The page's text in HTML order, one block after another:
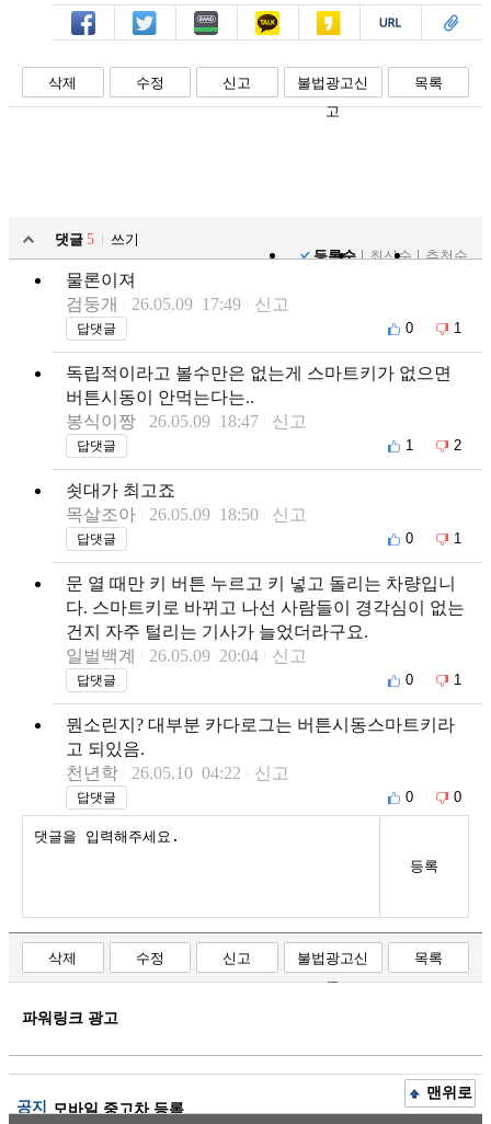
페북 트윗 밴드 카톡 카스 복사 스크랩
삭제 수정 신고
불법광고신
고
목록
댓글 5
쓰기
등록순
최신순 추천순
물론이져
검둥개
26.05.09 17:49 신고
답댓글 0 1
독립적이라고 볼수만은 없는게 스마트키가 없으면
버튼시동이 안먹는다는..
봉식이짱
26.05.09 18:47 신고
답댓글 1 2
쇳대가 최고죠
목살조아
26.05.09 18:50 신고
답댓글 0 1
문 열 때만 키 버튼 누르고 키 넣고 돌리는 차량입니
다. 스마트키로 바뀌고 나선 사람들이 경각심이 없는
건지 자주 털리는 기사가 늘었더라구요.
일벌백계
26.05.09 20:04 신고
답댓글 0 1
뭔소린지? 대부분 카다로그는 버튼시동스마트키라
고 되있음.
천년학
26.05.10 04:22 신고
답댓글 0 0
등록
삭제 수정 신고
불법광고신
고
목록
파워링크 광고
공지 모바일 중고차 등록
맨위로